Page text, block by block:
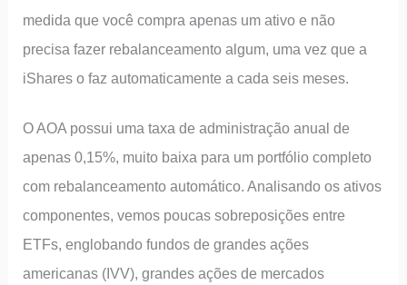
medida que você compra apenas um ativo e não
precisa fazer rebalanceamento algum, uma vez que a
iShares o faz automaticamente a cada seis meses.
O AOA possui uma taxa de administração anual de
apenas 0,15%, muito baixa para um portfólio completo
com rebalanceamento automático. Analisando os ativos
componentes, vemos poucas sobreposições entre
ETFs, englobando fundos de grandes ações
americanas (IVV), grandes ações de mercados